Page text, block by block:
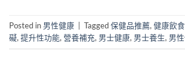
Posted in 男性健康 Tagged保健品推薦,健康飲食
礙,提升性功能,營養補充, 男士健康, 男士養生, 男